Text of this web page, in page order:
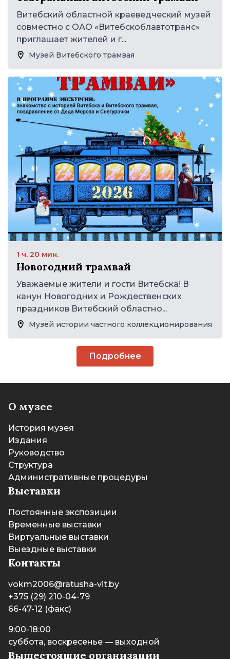
Витебский областной краеведческий музей
совместно с ОАО «Витебскоблавтотранс»
приглашает жителей и г...
Музей Витебского трамвая
1 ч. 20 мин.
Новогодний трамвай
Уважаемые жители и гости Витебска! В
канун Новогодних и Рождественских
праздников Витебский областно...
Музей истории частного коллекционирования
Подробнее
О музее
История музея
Издания
Руководство
Структура
Административные процедуры
Выставки
Постоянные экспозиции
Временные выставки
Виртуальные выставки
Выездные выставки
Контакты
vokm2006@ratusha-vit.by
+375 (29) 210-04-79
66-47-12 (факс)
9:00-18:00
суббота, воскресенье — выходной
Вышестоящие организации